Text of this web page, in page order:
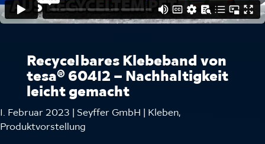
Recycelbares Klebeband von
tesa® 60412 – Nachhaltigkeit
leicht gemacht
1. Februar 2023 | Seyffer GmbH | Kleben,
Produktvorstellung